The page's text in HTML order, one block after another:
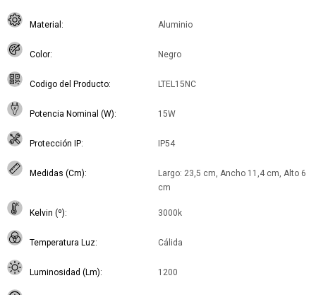
Material Aluminio
Color Negro
Codigo del Producto LTEL15NC
Potencia Nominal (W) 15W
Protección IP IP54
Medidas (Cm)
Largo: 23,5 cm, Ancho 11,4 cm, Alto 6
cm
Kelvin (º) 3000k
Temperatura Luz Cálida
Luminosidad (Lm) 1200